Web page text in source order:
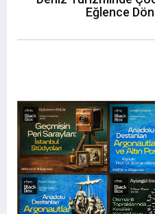
Eğlence